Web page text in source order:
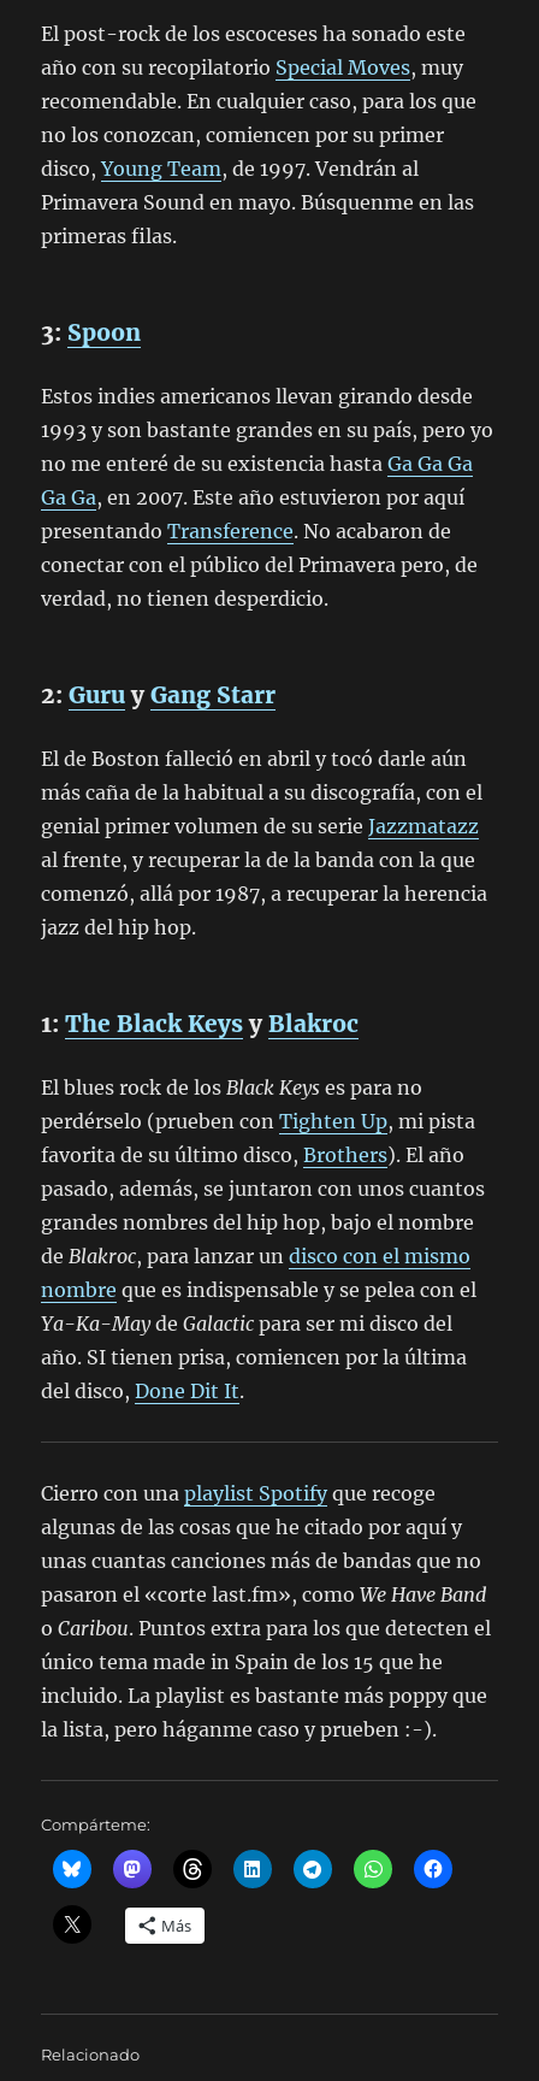
El post-rock de los escoceses ha sonado este
año con su recopilatorio Special Moves, muy
recomendable. En cualquier caso, para los que
no los conozcan, comiencen por su primer
disco,Young Team, de 1997. Vendrán al
Primavera Sound en mayo. Búsquenme en las
primeras filas.
3: Spoon
Estos indies americanos llevan girando desde
1993 y son bastante grandes en su país, pero yo
no me enteré de su existencia hastaGa Ga Ga
Ga Ga, en 2007. Este año estuvieron por aquí
presentandoTransference. No acabaron de
conectar con el público del Primavera pero, de
verdad, no tienen desperdicio.
2:GuruyGang Starr
El de Boston falleció en abril y tocó darle aún
más caña de la habitual a su discografía, con el
genial primer volumen de su serieJazzmatazz
al frente, y recuperar la de la banda con la que
comenzó, allá por 1987, a recuperar la herencia
jazz del hip hop.
1:The Black KeysyBlakroc
El blues rock de losBlack Keys es para no
perdérselo (prueben conTighten Up, mi pista
favorita de su último disco,Brothers). El año
pasado, además, se juntaron con unos cuantos
grandes nombres del hip hop, bajo el nombre
deBlakroc, para lanzar undisco con el mismo
nombre que es indispensable y se pelea con el
Ya-Ka-MaydeGalactic para ser mi disco del
año. SI tienen prisa, comiencen por la última
del disco,Done Dit It.
Cierro con unaplaylist Spotifyque recoge
algunas de las cosas que he citado por aquí y
unas cuantas canciones más de bandas que no
pasaron el «corte last.fm», comoWe Have Band
oCaribou. Puntos extra para los que detecten el
único temamade in Spain de los 15 que he
incluido. La playlist es bastante más poppy que
la lista, pero háganme caso y prueben :-).
Compárteme:
Más
Relacionado